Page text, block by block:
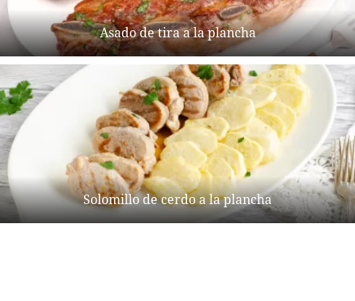
Asado de tira a la plancha
Solomillo de cerdo a la plancha